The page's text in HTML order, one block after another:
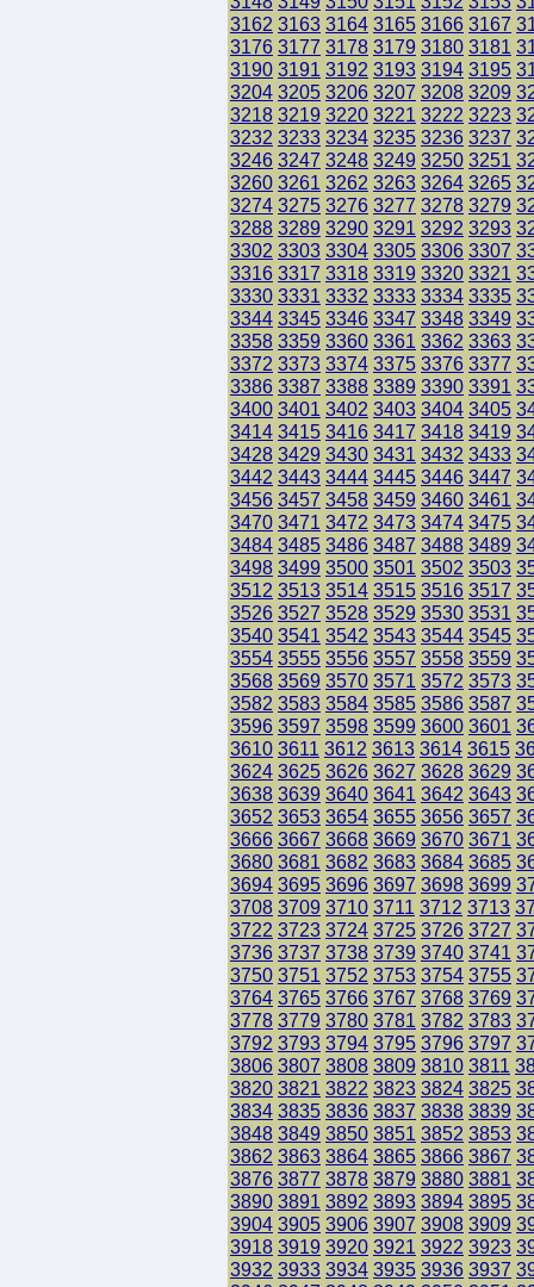
3162 3163 3164 3165 3166 3167
3176 3177 3178 3179 3180 3181
3190 3191 3192 3193 3194 3195
3204 3205 3206 3207 3208 3209
3218 3219 3220 3221 3222 3223
3232 3233 3234 3235 3236 3237
3246 3247 3248 3249 3250 3251
3260 3261 3262 3263 3264 3265
3274 3275 3276 3277 3278 3279
3288 3289 3290 3291 3292 3293
3302 3303 3304 3305 3306 3307
3316 3317 3318 3319 3320 3321
3330 3331 3332 3333 3334 3335
3344 3345 3346 3347 3348 3349
3358 3359 3360 3361 3362 3363
3372 3373 3374 3375 3376 3377
3386 3387 3388 3389 3390 3391
3400 3401 3402 3403 3404 3405
3414 3415 3416 3417 3418 3419
3428 3429 3430 3431 3432 3433
3442 3443 3444 3445 3446 3447
3456 3457 3458 3459 3460 3461
3470 3471 3472 3473 3474 3475
3484 3485 3486 3487 3488 3489
3498 3499 3500 3501 3502 3503
3512 3513 3514 3515 3516 3517
3526 3527 3528 3529 3530 3531
3540 3541 3542 3543 3544 3545
3554 3555 3556 3557 3558 3559
3568 3569 3570 3571 3572 3573
3582 3583 3584 3585 3586 3587
3596 3597 3598 3599 3600 3601
3610 3611 3612 3613 3614 3615
3624 3625 3626 3627 3628 3629
3638 3639 3640 3641 3642 3643
3652 3653 3654 3655 3656 3657
3666 3667 3668 3669 3670 3671
3680 3681 3682 3683 3684 3685
3694 3695 3696 3697 3698 3699
3708 3709 3710 3711 3712 3713
3722 3723 3724 3725 3726 3727
3736 3737 3738 3739 3740 3741
3750 3751 3752 3753 3754 3755
3764 3765 3766 3767 3768 3769
3778 3779 3780 3781 3782 3783
3792 3793 3794 3795 3796 3797
3806 3807 3808 3809 3810 3811
3820 3821 3822 3823 3824 3825
3834 3835 3836 3837 3838 3839
3848 3849 3850 3851 3852 3853
3862 3863 3864 3865 3866 3867
3876 3877 3878 3879 3880 3881
3890 3891 3892 3893 3894 3895
3904 3905 3906 3907 3908 3909
3918 3919 3920 3921 3922 3923
3932 3933 3934 3935 3936 3937